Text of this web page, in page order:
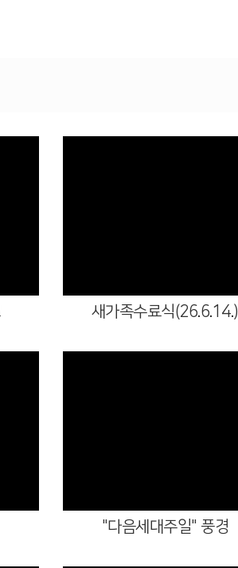
새가족수료식(26.6.14.)
"다음세대주일" 풍경